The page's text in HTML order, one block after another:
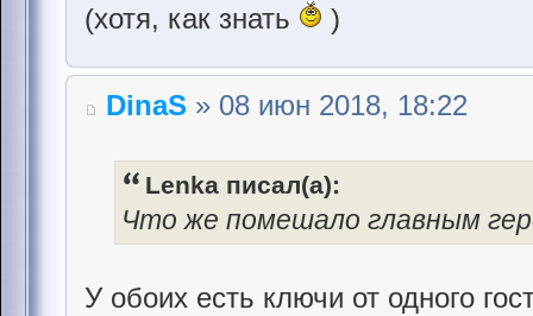
(хотя, как знать
)
DinaS » 08 июн 2018, 18:22
Lenka писал(а):
Что же помешало главным
У обоих есть ключи от одного